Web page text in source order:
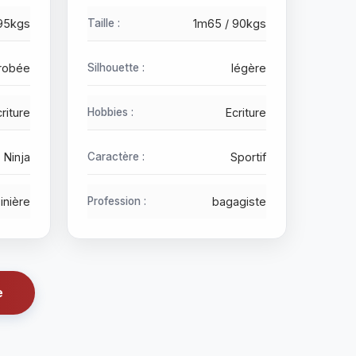
Ninja
Taille : 1m65 / 90kgs
Silhouette : légère
Hobbies : Ecriture
Caractère : Sportif
Profession : bagagiste